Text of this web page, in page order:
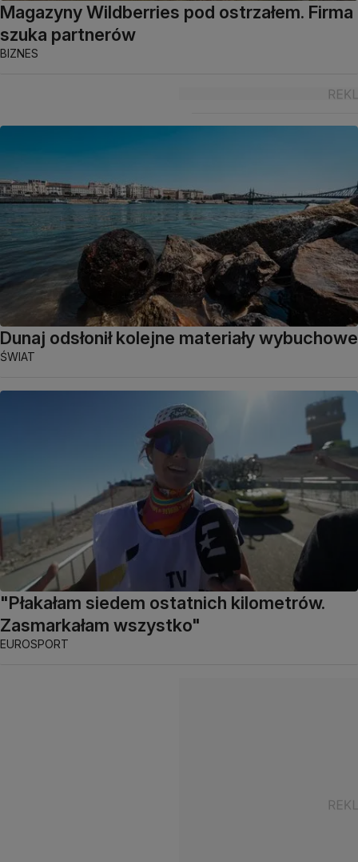
Magazyny Wildberries pod ostrzałem. Firma
szuka partnerów
BIZNES
Dunaj odsłonił kolejne materiały wybuchowe
ŚWIAT
"Płakałam siedem ostatnich kilometrów.
Zasmarkałam wszystko"
EUROSPORT